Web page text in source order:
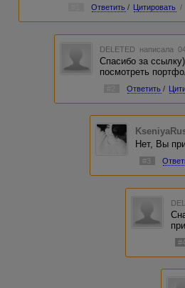
Ответить / Цитировать /
DELETED написала
Спасибо за
посмотреть
Ответить /
Нет, Вы
#3